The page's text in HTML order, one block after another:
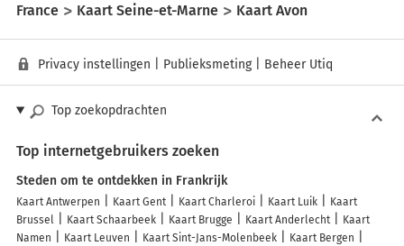
France
Kaart Seine-et-Marne Kaart Avon
Privacy instellingen Publieksmeting| Beheer Utiq
Top zoekopdrachten
Top internetgebruikers zoeken
Steden om te ontdekken in Frankrijk
Kaart Antwerpen Kaart Gent Kaart Charleroi Kaart Luik
Kaart
Brussel
Kaart Schaarbeek Kaart Brugge Kaart Anderlecht
Kaart
Namen
Kaart Leuven Kaart Sint-Jans-Molenbeek
Kaart Bergen